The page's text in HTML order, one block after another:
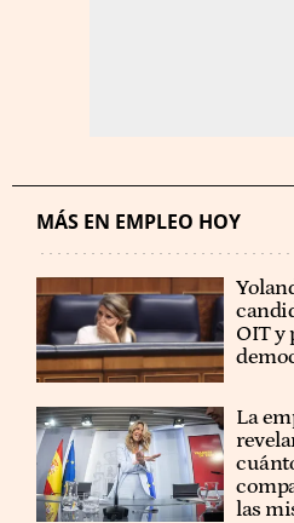
MÁS EN EMPLEO HOY
OIT y
La
las